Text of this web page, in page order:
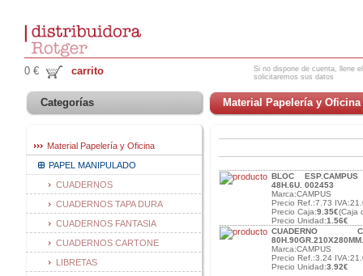
0 € carrito
Si no dispone de cuenta, llene
solicitaremos sus datos
Categorías
Material Papelería y Oficina
PAPEL MANIPULADO
CUADERNOS
CUADERNOS TAPA DURA
CUADERNOS FANTASIA
CUADERNOS CARTONE
LIBRETAS
Material Papelería y Oficina
BLOC
48H.6U. 002453
Marca:CAMPUS
Precio Ref.:7.73
Precio Caja:9.35€(Caja
Precio Unidad:1.56€
CUADERNO
Marca:CAMPUS
Precio Ref.:3.24
Precio Unidad:3.92€